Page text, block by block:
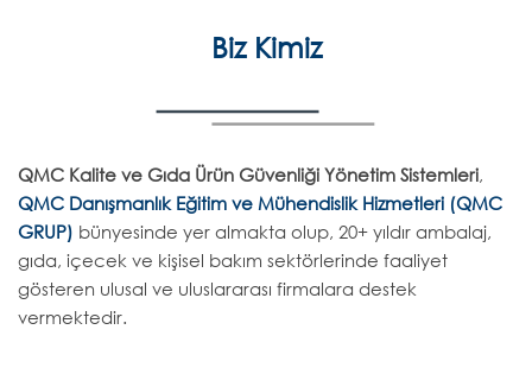
Biz Kimiz
QMC Kalite ve Gıda Ürün Güvenliği Yönetim Sistemleri,
QMC Danışmanlık Eğitim ve Mühendislik Hizmetleri (QMC
GRUP) bünyesinde yer almakta olup, 20+ yıldır ambalaj,
gıda, içecek ve kişisel bakım sektörlerinde faaliyet
gösteren ulusal ve uluslararası firmalara destek
vermektedir.